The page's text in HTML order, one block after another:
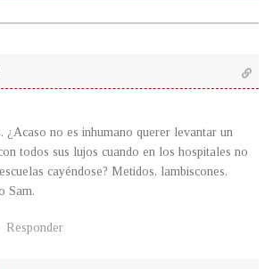
¿Acaso no es inhumano querer levantar un
todos sus lujos cuando en los hospitales no
cayéndose? Metidos, lambiscones,
Sam.
Responder